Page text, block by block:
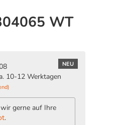
WT
NEU
10-12 Werktagen
gerne auf Ihre
.